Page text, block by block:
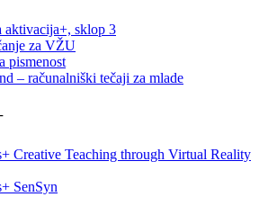
aktivacija+, sklop 3
za VŽU
pismenost
– računalniški tečaji za mlade
Creative Teaching through Virtual Reality
SenSyn